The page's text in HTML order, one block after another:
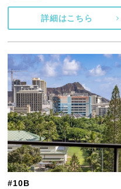
詳細はこちら
#10B